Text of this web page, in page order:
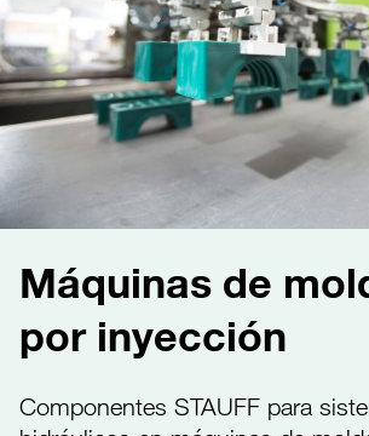
Máquinas de
por inyección
Componentes STAUFF para